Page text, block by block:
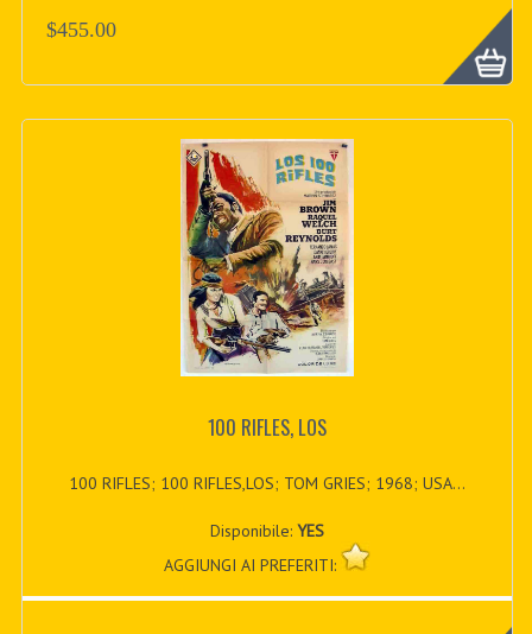
$455.00
100 RIFLES, LOS
100 RIFLES; 100 RIFLES,LOS; TOM GRIES; 1968; USA...
Disponibile: YES
AGGIUNGI AI PREFERITI: